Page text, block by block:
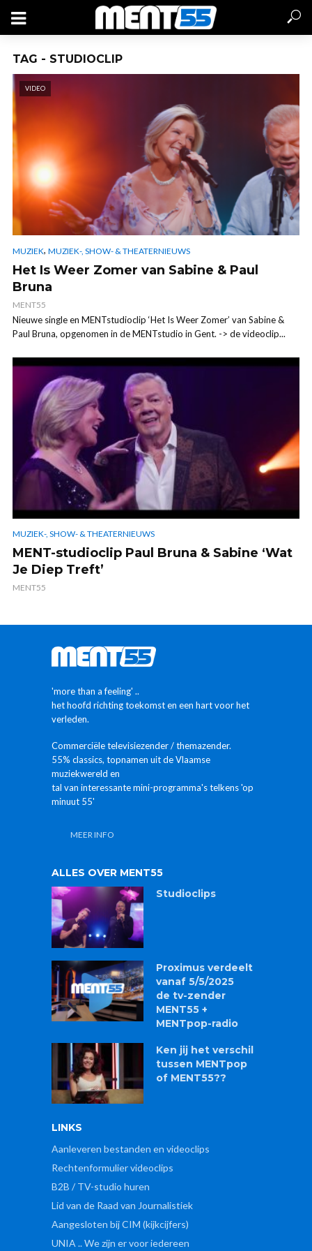
TAG - STUDIOCLIP
VIDEO
MUZIEK, MUZIEK-, SHOW- & THEATERNIEUWS
Het Is Weer Zomer van Sabine & Paul
Bruna
MENT55
Nieuwe single en MENTstudioclip ‘Het Is Weer Zomer’ van Sabine &
Paul Bruna, opgenomen in de MENTstudio in Gent. -> de videoclip...
MUZIEK-, SHOW- & THEATERNIEUWS
MENT-studioclip Paul Bruna & Sabine ‘Wat
Je Diep Treft’
MENT55
'more than a feeling' ..
het hoofd richting toekomst en een hart voor het
verleden.
Commerciële televisiezender / themazender.
55% classics, topnamen uit de Vlaamse
muziekwereld en
tal van interessante mini-programma's telkens 'op
minuut 55'
MEER INFO
ALLES OVER MENT55
Studioclips
Proximus verdeelt
vanaf 5/5/2025
de tv-zender
MENT55 +
MENTpop-radio
Ken jij het verschil
tussen MENTpop
of MENT55??
LINKS
Aanleveren bestanden en videoclips
Rechtenformulier videoclips
B2B / TV-studio huren
Lid van de Raad van Journalistiek
Aangesloten bij CIM (kijkcijfers)
UNIA .. We zijn er voor iedereen